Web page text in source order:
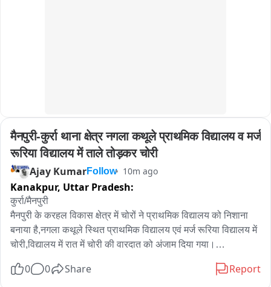
मैनपुरी-कुर्रा थाना क्षेत्र नगला कथूले प्राथमिक विद्यालय व मर्ज
रूरिया विद्यालय में ताले तोड़कर चोरी
Ajay KumarFollow 10m ago
Kanakpur, Uttar Pradesh:
कुर्रा/मैनपुरी
मैनपुरी के करहल विकास क्षेत्र में चोरों ने प्राथमिक विद्यालय को निशाना
बनाया है,नगला कथूले स्थित प्राथमिक विद्यालय एवं मर्ज रूरिया विद्यालय में
चोरी,विद्यालय में रात में चोरी की वारदात को अंजाम दिया गया।
आज सुबह ग्रामीणों ने स्टाफ को सूचना दी,मौके पर पहुंचे तो देखा कि स्कूल
0 0 Share Report